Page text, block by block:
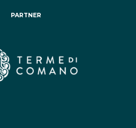
PARTNER